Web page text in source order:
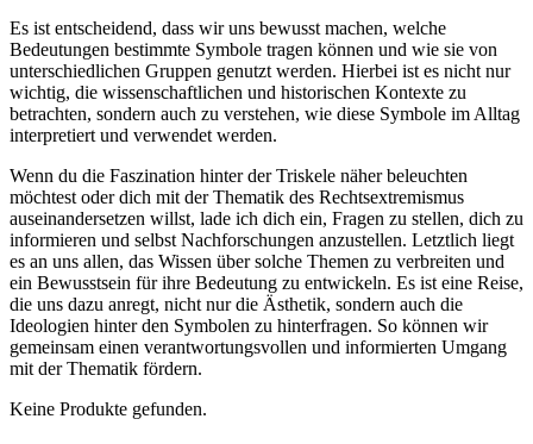
Es ist entscheidend, dass wir uns bewusst machen, welche
Bedeutungen bestimmte Symbole tragen​ können und ‍wie sie von
unterschiedlichen Gruppen genutzt ​werden.⁤ Hierbei ist es nicht nur​
wichtig, die wissenschaftlichen und historischen‌ Kontexte zu
betrachten, sondern auch zu verstehen, wie diese Symbole im Alltag
‌interpretiert und verwendet werden.
Wenn du die Faszination hinter der Triskele näher beleuchten
möchtest oder dich mit der Thematik ⁣des Rechtsextremismus
auseinandersetzen willst, lade ich dich ein,⁤ Fragen zu stellen, dich zu
informieren ⁤und selbst Nachforschungen anzustellen. Letztlich liegt
es an uns allen, das Wissen über solche Themen zu verbreiten und
ein Bewusstsein für ihre Bedeutung ‌zu entwickeln. Es ​ist⁤ eine Reise,
die uns dazu anregt, nicht nur die Ästhetik, sondern auch die
Ideologien⁣ hinter den Symbolen⁢ zu hinterfragen. So können wir
gemeinsam einen verantwortungsvollen ​und informierten Umgang
mit ‌der Thematik fördern.
Keine Produkte gefunden.